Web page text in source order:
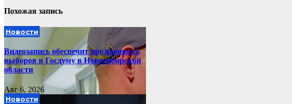
Похожая запись
Новости
Видеозапись обеспечит прозрачность
выборов в Госдуму в Новосибирской
области
Авг 6, 2026
Новости